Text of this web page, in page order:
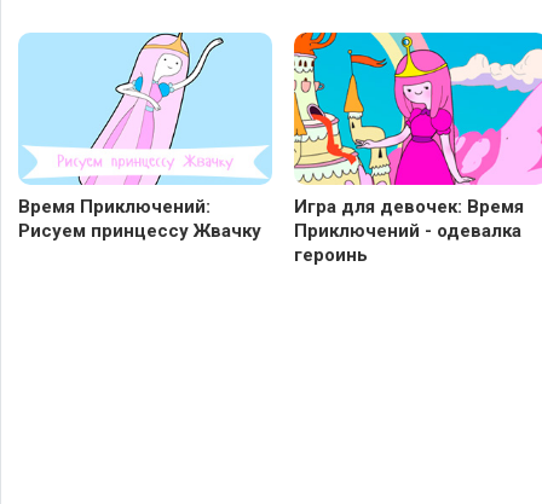
Время Приключений:
Рисуем принцессу Жвачку
Игра для девочек: Время
Приключений - одевалка
героинь